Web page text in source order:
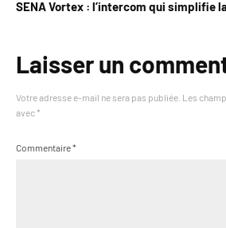
SENA Vortex : l’intercom qui simplifie
Laisser un
Votre adresse e-mail ne sera pas publiée. Les
avec *
Commentaire*